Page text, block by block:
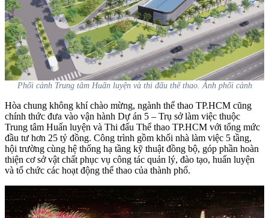
Phối cảnh Trung tâm Huấn luyện và thi đấu thể thao. Ảnh phối cảnh
Hòa chung không khí chào mừng, ngành thể thao TP.HCM cũng
chính thức đưa vào vận hành Dự án 5 – Trụ sở làm việc thuộc
Trung tâm Huấn luyện và Thi đấu Thể thao TP.HCM với tổng mức
đầu tư hơn 25 tỷ đồng. Công trình gồm khối nhà làm việc 5 tầng,
hội trường cùng hệ thống hạ tầng kỹ thuật đồng bộ, góp phần hoàn
thiện cơ sở vật chất phục vụ công tác quản lý, đào tạo, huấn luyện
và tổ chức các hoạt động thể thao của thành phố.